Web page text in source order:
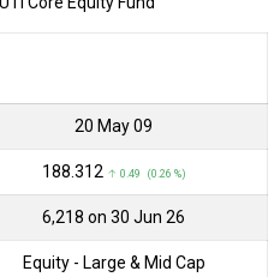
20 May 09
₹188.312 ↑ 0.49 (0.26 %)
₹6,218 on 30 Jun 26
Equity - Large & Mid Cap